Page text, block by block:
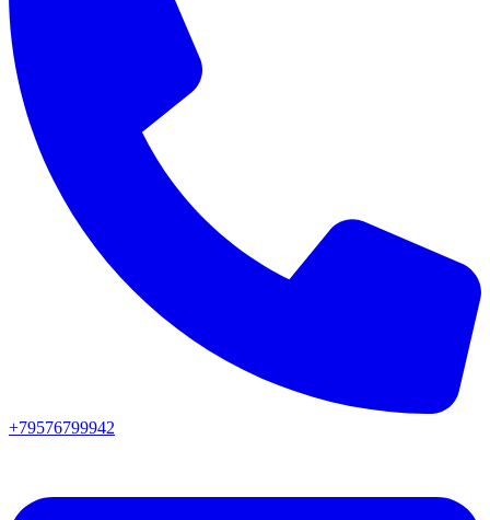
+79576799942